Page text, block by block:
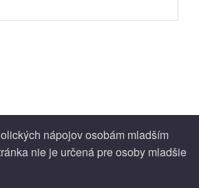
nápojov osobám mladším
nie je určená pre osoby mladšie